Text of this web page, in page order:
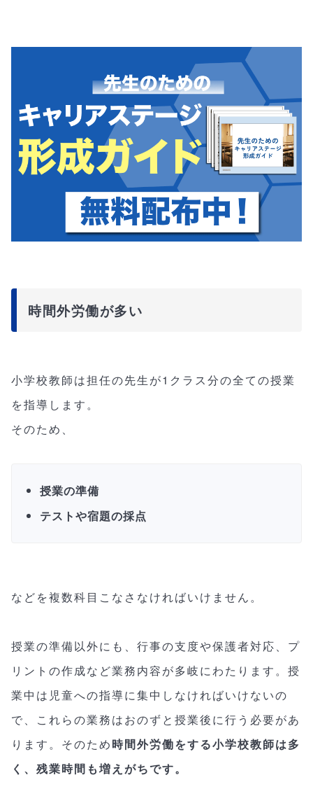
時間外労働が多い
小学校教師は担任の先生が1クラス分の全ての授業
を指導します。
そのため、
授業の準備
テストや宿題の採点
などを複数科目こなさなければいけません。
授業の準備以外にも、行事の支度や保護者対応、プ
リントの作成など業務内容が多岐にわたります。授
業中は児童への指導に集中しなければいけないの
で、これらの業務はおのずと授業後に行う必要があ
ります。そのため時間外労働をする小学校教師は多
く、残業時間も増えがちです。